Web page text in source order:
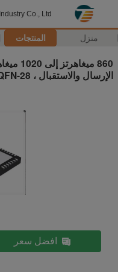
Co., Ltd.
منزل المنتجات
860
الإرسال والاستقبال ، 28-VQFN يتعرض لوحة RF IC
افضل سعر